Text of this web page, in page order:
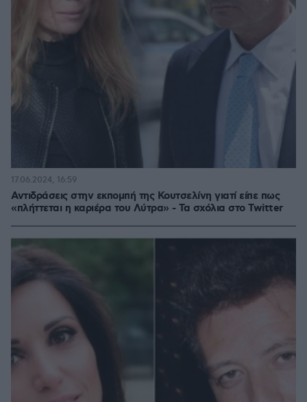
Αντιδράσεις στην εκπομπή της Κουτσελίνη γιατί είπε πως
«πλήττεται η καριέρα του Λύτρα» - Τα σχόλια στο Twitter
17.06.2024, 16:59